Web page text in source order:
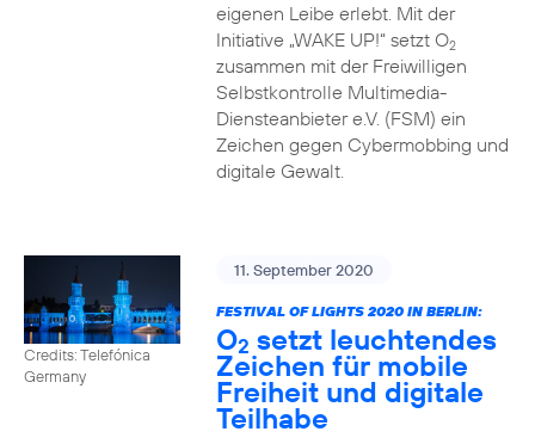
eigenen Leibe erlebt. Mit der
Initiative „WAKE UP!“ setzt O2
zusammen mit der Freiwilligen
Selbstkontrolle Multimedia-
Diensteanbieter e.V. (FSM) ein
Zeichen gegen Cybermobbing und
digitale Gewalt.
Credits: Telefónica
Germany
11. September 2020
FESTIVAL OF LIGHTS 2020 IN BERLIN:
O2 setzt leuchtendes
Zeichen für mobile
Freiheit und digitale
Teilhabe